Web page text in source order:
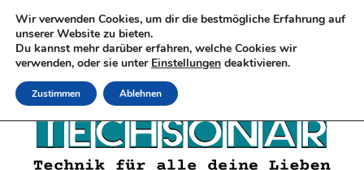
Wir verwenden Cookies, um dir die bestmögliche Erfahrung auf
unserer Website zu bieten.
Du kannst mehr darüber erfahren, welche Cookies wir
verwenden, oder sie unter Einstellungen deaktivieren.
Zustimmen Ablehnen